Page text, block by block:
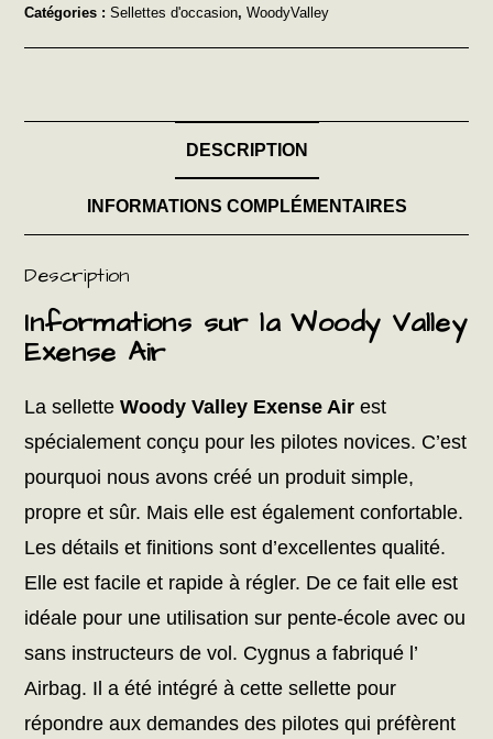
Catégories :Sellettes d'occasion,WoodyValley
DESCRIPTION
INFORMATIONS COMPLÉMENTAIRES
Description
Informations sur la Woody Valley
Exense Air
La selletteWoody Valley Exense Air est
spécialement conçu pour les pilotes novices. C’est
pourquoi nous avons créé un produit simple,
propre et sûr. Mais elle est également confortable.
Les détails et finitions sont d’excellentes qualité.
Elle est facile et rapide à régler. De ce fait elle est
idéale pour une utilisation sur pente-école avec ou
sans instructeurs de vol. Cygnus a fabriqué l’
Airbag. Il a été intégré à cette sellette pour
répondre aux demandes des pilotes qui préfèrent